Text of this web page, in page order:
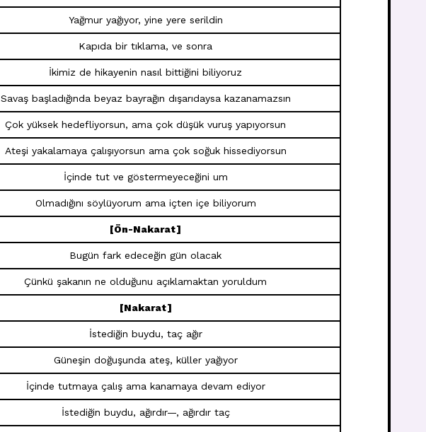
Yağmur yağıyor, yine yere serildin
Kapıda bir tıklama, ve sonra
İkimiz de hikayenin nasıl bittiğini biliyoruz
Savaş başladığında beyaz bayrağın dışarıdaysa kazanamazsın
Çok yüksek hedefliyorsun, ama çok düşük vuruş yapıyorsun
Ateşi yakalamaya çalışıyorsun ama çok soğuk hissediyorsun
İçinde tut ve göstermeyeceğini um
Olmadığını söylüyorum ama içten içe biliyorum
[Ön-Nakarat]
Bugün fark edeceğin gün olacak
Çünkü şakanın ne olduğunu açıklamaktan yoruldum
[Nakarat]
İstediğin buydu, taç ağır
Güneşin doğuşunda ateş, küller yağıyor
İçinde tutmaya çalış ama kanamaya devam ediyor
İstediğin buydu, ağırdır—, ağırdır taç